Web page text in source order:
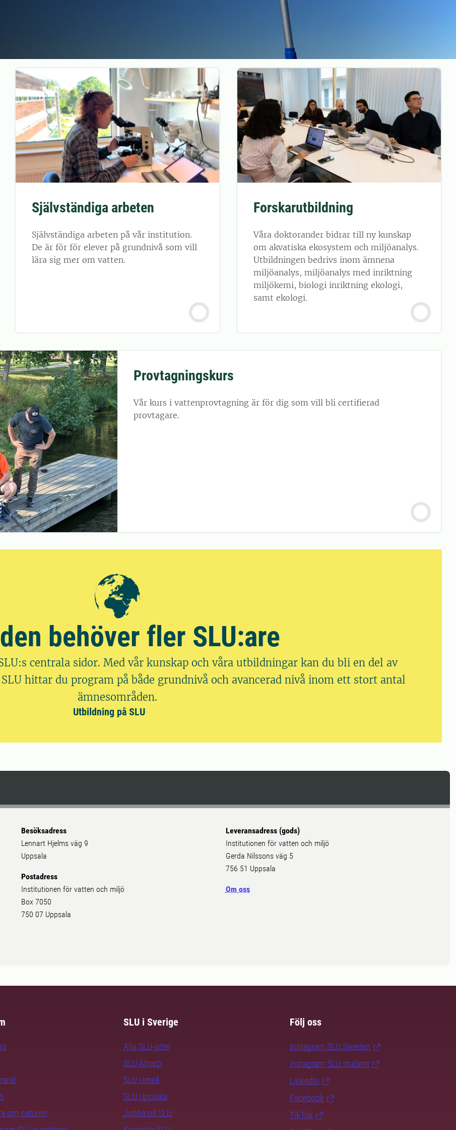
Självständiga arbeten
Självständiga arbeten på vår institution.
De är för för elever på grundnivå som vill
lära sig mer om vatten.
Forskarutbildning
Våra doktorander bidrar till ny kunskap
om akvatiska ekosystem och miljöanalys.
Utbildningen bedrivs inom ämnena
miljöanalys, miljöanalys med inriktning
miljökemi, biologi inriktning ekologi,
samt ekologi.
Provtagningskurs
Vår kurs i vattenprovtagning är för dig som vill bli certifierad
provtagare.
behöver fler SLU:are
centrala sidor. Med vår kunskap och våra utbildningar kan du bli en del av
hittar du program på både grundnivå och avancerad nivå inom ett stort antal
ämnesområden.
Utbildning på SLU
Besöksadress
Lennart Hjelms väg 9
Uppsala
Postadress
Institutionen för vatten och miljö
Box 7050
750 07 Uppsala
Leveransadress (gods)
Institutionen för vatten och miljö
Gerda Nilssons väg 5
756 51 Uppsala
Om oss
om naturen
SLU i Sverige
Alla SLU-orter
SLU Alnarp
SLU Umeå
SLU Uppsala
Jobba på SLU
Följ oss
Instagram SLU.Sweden
Instagram SLU.student
LinkedIn
Facebook
TikTok